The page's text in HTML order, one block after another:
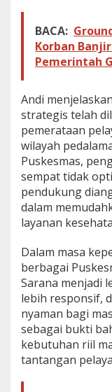
BACA:
Korban
Pemerintah
Andi
strategis telah
pemerataan
wilayah
Puskesmas,
sempat tidak
pendukung
dalam
layanan
Dalam masa
berbagai
Sarana menjadi
lebih responsif,
nyaman bagi
sebagai bukti
kebutuhan riil
tantangan